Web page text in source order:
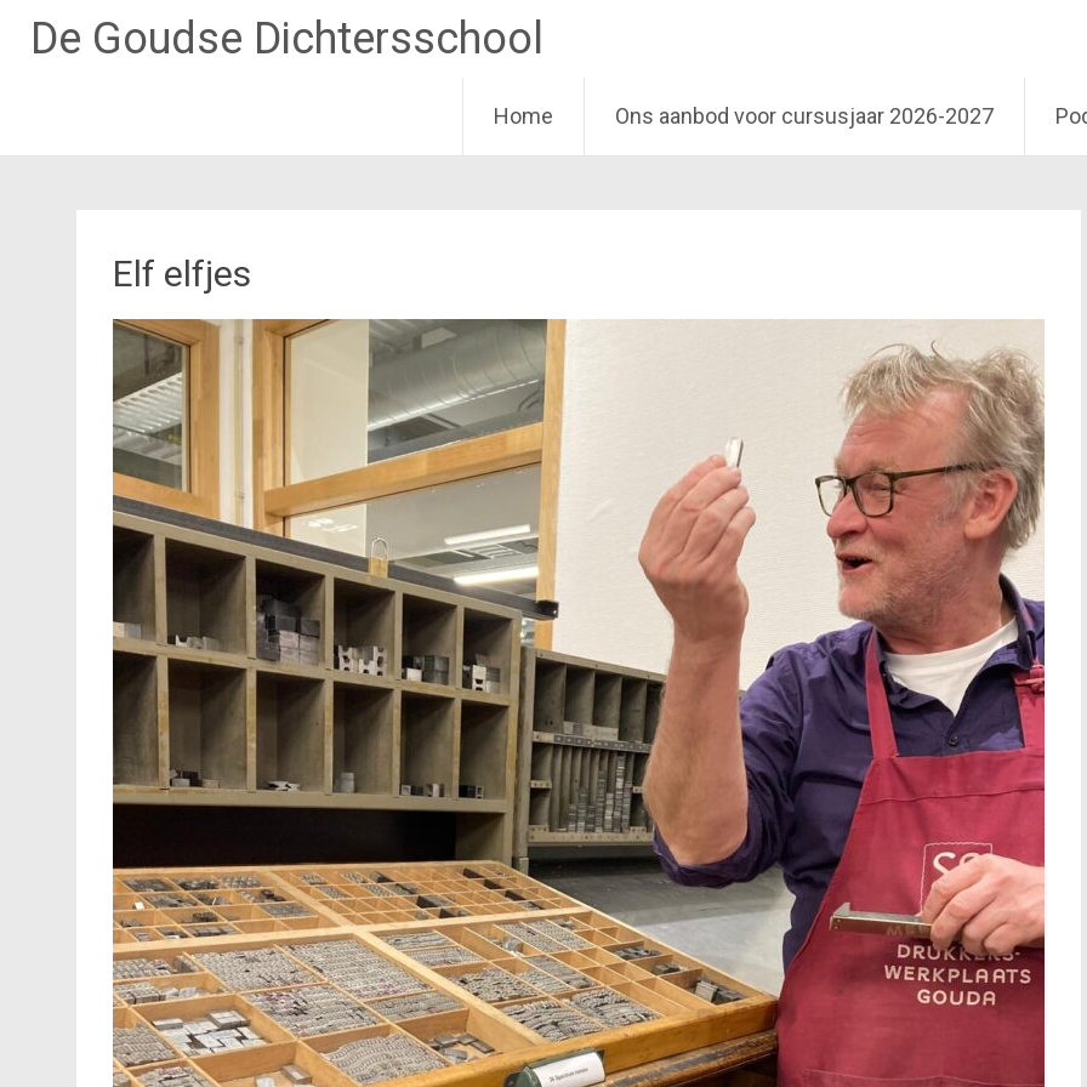
De Goudse Dichtersschool
Home Ons aanbod voor cursusjaar 2026-2027
Elf elfjes